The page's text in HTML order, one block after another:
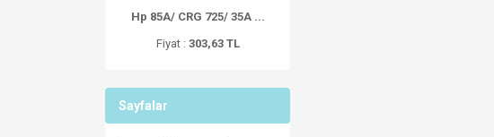
Hp 85A/ CRG 725/ 35A ...
Fiyat : 303,63 TL
Sayfalar